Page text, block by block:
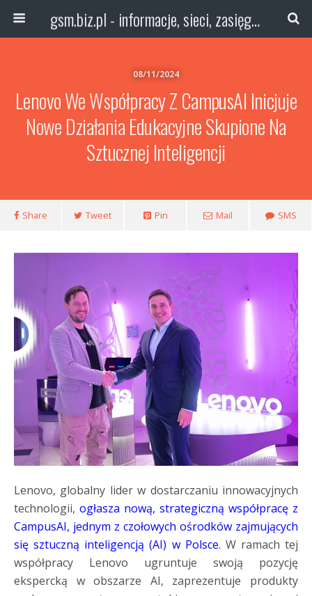
gsm.biz.pl - informacje, sieci, zasięg technologie
08/11/2024
Lenovo We Współpracy Z CampusAI Inicjuje
Nowe Działania Edukacyjne Skupione Na
Sztucznej Inteligencji
Share Tweet Pin Mail SMS
Lenovo, globalny lider w dostarczaniu innowacyjnych
technologii, ogłasza nową, strategiczną współpracę z
CampusAI, jednym z czołowych ośrodków zajmujących
się sztuczną inteligencją (AI) w Polsce. W ramach tej
współpracy Lenovo ugruntuje swoją pozycję
ekspercką w obszarze AI, zaprezentuje produkty